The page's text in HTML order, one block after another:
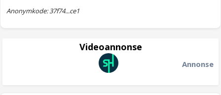
Anonymkode: 37f74...ce1
Videoannonse
Annonse